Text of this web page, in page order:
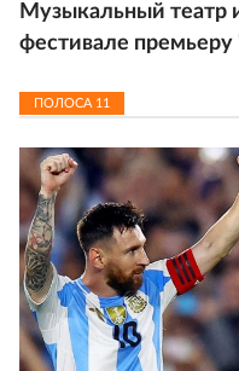
Музыкальный театр
фестивале
ПОЛОСА 11